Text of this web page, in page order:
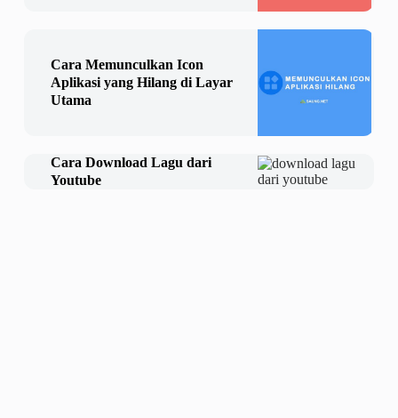
Cara Memunculkan Icon
Aplikasi yang Hilang di Layar
Utama
Cara Download Lagu dari
Youtube